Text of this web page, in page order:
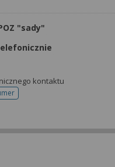
"sady"
kontaktu
do rejestracji